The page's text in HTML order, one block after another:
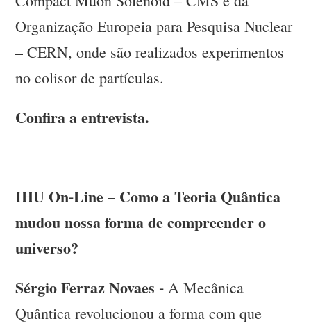
Organização Europeia para Pesquisa Nuclear
– CERN, onde são realizados experimentos
no colisor de partículas.
Confira a entrevista.
IHU On-Line – Como a Teoria Quântica
mudou nossa forma de compreender o
universo?
Sérgio Ferraz Novaes - A Mecânica
Quântica revolucionou a forma com que